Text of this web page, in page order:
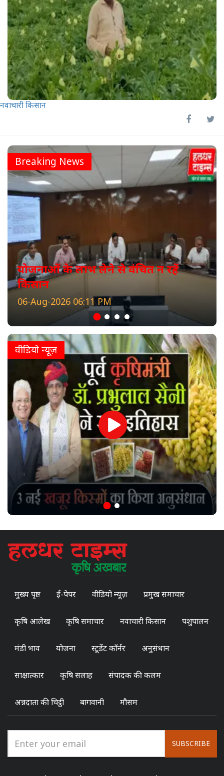
नवाचारी किसान
Breaking News
योजनाओं के लाभ लेने से वंचित न रहें
किसान
06-Aug-2026 06:11 PM
वीडियो न्यूज़
मुख्य पृष्ठ ई-पेपर वीडियो न्यूज़ प्रमुख समाचार
कृषि आलेख कृषि समाचार नवाचारी किसान पशुपालन
मंडी भाव योजना स्टूडेंट कॉर्नर अनुसंधान
साक्षात्कार कृषि सलाह संपादक की कलम
अन्नदाता की चिट्ठी बागवानी मौसम
SUBSCRIBE